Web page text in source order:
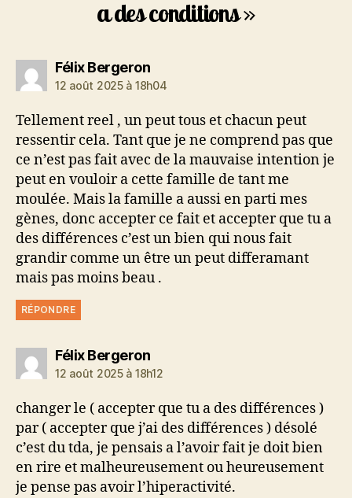
a des conditions »
Félix Bergerondit :
12 août 2025 à 18h04
Tellement reel , un peut tous et chacun peut
ressentir cela. Tant que je ne comprend pas que
ce n’est pas fait avec de la mauvaise intention je
peut en vouloir a cette famille de tant me
moulée. Mais la famille a aussi en parti mes
gènes, donc accepter ce fait et accepter que tu a
des différences c’est un bien qui nous fait
grandir comme un être un peut differamant
mais pas moins beau .
RÉPONDRE
Félix Bergerondit :
12 août 2025 à 18h12
changer le ( accepter que tu a des différences )
par ( accepter que j’ai des différences ) désolé
c’est du tda, je pensais a l’avoir fait je doit bien
en rire et malheureusement ou heureusement
je pense pas avoir l’hiperactivité.